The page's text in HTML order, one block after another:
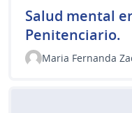
Salud mental
Penitenciario.
Maria Fernanda